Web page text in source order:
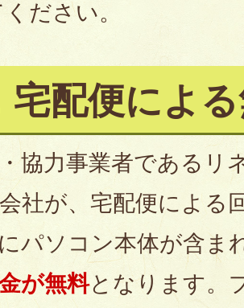
ださい。
宅配便によ
協力事業者であるリ
社が、宅配便による
パソコン本体が含ま
が無料となります。